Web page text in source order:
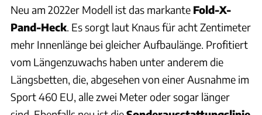
Neu am 2022er Modell ist das markante Fold-X-
Pand-Heck. Es sorgt laut Knaus für acht Zentimeter
mehr Innenlänge bei gleicher Aufbaulänge. Profitiert
vom Längenzuwachs haben unter anderem die
Längsbetten, die, abgesehen von einer Ausnahme im
Sport 460 EU, alle zwei Meter oder sogar länger